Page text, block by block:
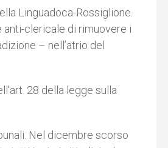
Linguadoca-Rossiglione.
anti-clericale di rimuovere i
– nell’atrio del
28 della legge sulla
Nel dicembre scorso